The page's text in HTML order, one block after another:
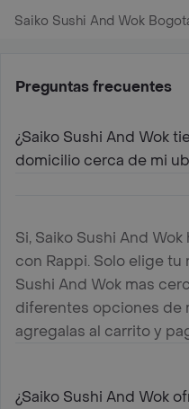
Saiko Sushi And Wok
Preguntas frecuentes
¿Saiko Sushi And Wok
domicilio cerca de mi
Si, Saiko Sushi And
con Rappi. Solo elige tu
Sushi And Wok mas
diferentes opciones de
agregalas al carrito y
¿Saiko Sushi And Wok